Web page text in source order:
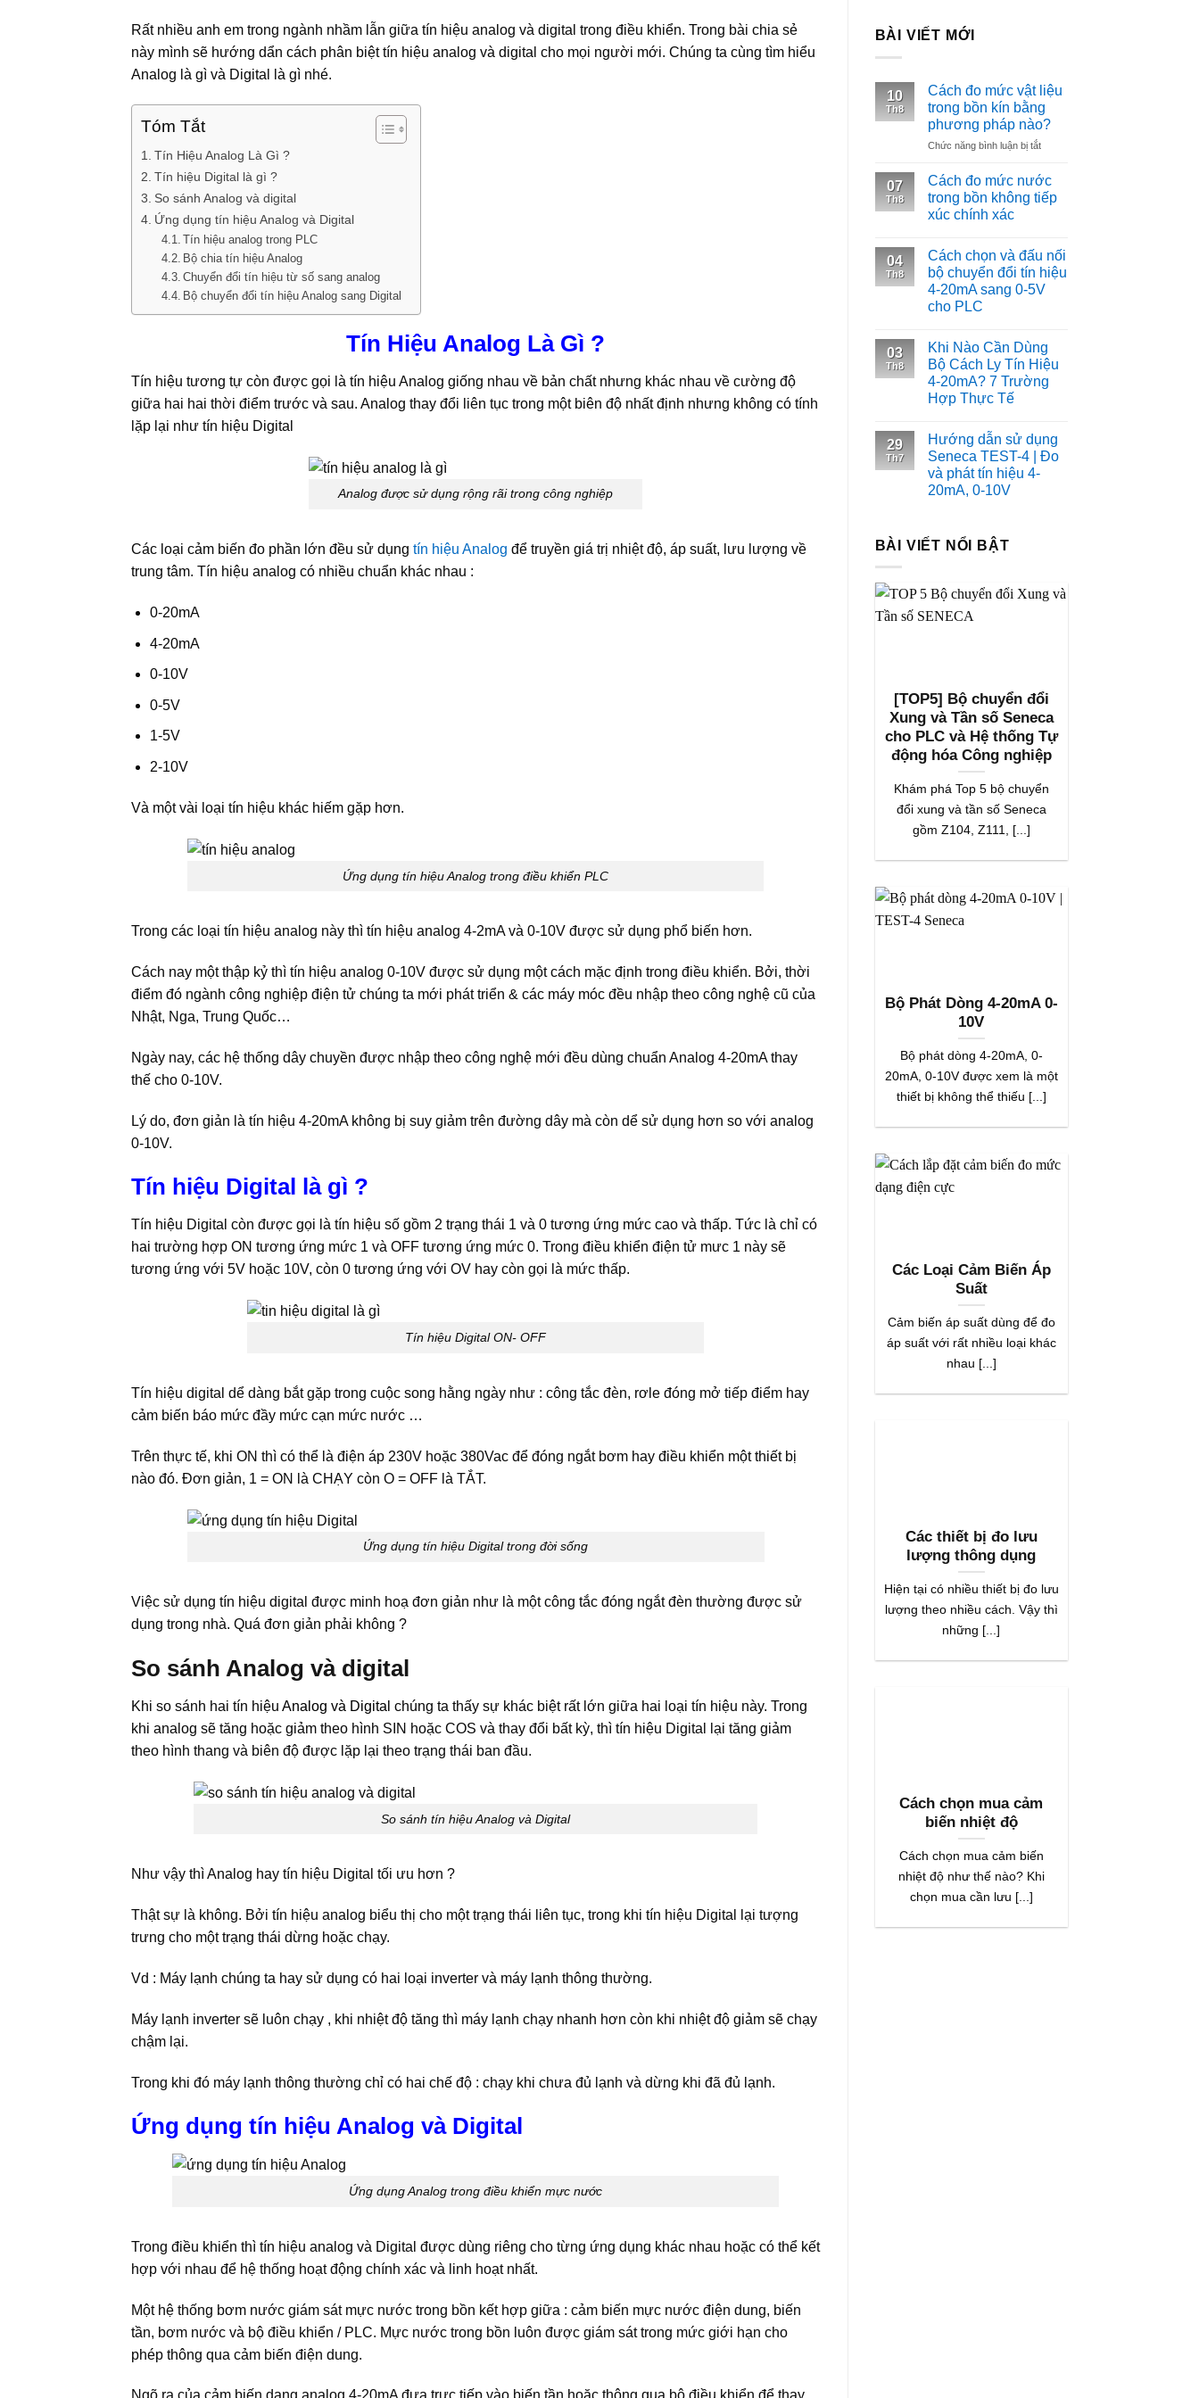
Rất nhiều anh em trong ngành nhầm lẫn giữa tín hiệu analog và digital trong điều khiển. Trong bài chia sẻ
này mình sẽ hướng dẩn cách phân biệt tín hiệu analog và digital cho mọi người mới. Chúng ta cùng tìm hiểu
Analog là gì và Digital là gì nhé.
Tóm Tắt
Tín Hiệu Analog Là Gì ?
Tín hiệu Digital là gì ?
So sánh Analog và digital
Ứng dụng tín hiệu Analog và Digital
Tín hiệu analog trong PLC
Bộ chia tín hiệu Analog
Chuyển đổi tín hiệu từ số sang analog
Bộ chuyển đổi tín hiệu Analog sang Digital
Tín Hiệu Analog Là Gì ?
Tín hiệu tương tự còn được gọi là tín hiệu Analog giống nhau về bản chất nhưng khác nhau về cường độ
giữa hai hai thời điểm trước và sau. Analog thay đổi liên tục trong một biên độ nhất định nhưng không có tính
lặp lại như tín hiệu Digital
Analog được sử dụng rộng rãi trong công nghiệp
Các loại cảm biến đo phần lớn đều sử dụng tín hiệu Analog để truyền giá trị nhiệt độ, áp suất, lưu lượng về
trung tâm. Tín hiệu analog có nhiều chuẩn khác nhau :
0-20mA
4-20mA
0-10V
0-5V
1-5V
2-10V
Và một vài loại tín hiệu khác hiếm gặp hơn.
Ứng dụng tín hiệu Analog trong điều khiển PLC
Trong các loại tín hiệu analog này thì tín hiệu analog 4-2mA và 0-10V được sử dụng phổ biến hơn.
Cách nay một thập kỷ thì tín hiệu analog 0-10V được sử dụng một cách mặc định trong điều khiển. Bởi, thời
điểm đó ngành công nghiệp điện tử chúng ta mới phát triển & các máy móc đều nhập theo công nghệ cũ của
Nhật, Nga, Trung Quốc…
Ngày nay, các hệ thống dây chuyền được nhập theo công nghệ mới đều dùng chuẩn Analog 4-20mA thay
thế cho 0-10V.
Lý do, đơn giản là tín hiệu 4-20mA không bị suy giảm trên đường dây mà còn dể sử dụng hơn so với analog
0-10V.
Tín hiệu Digital là gì ?
Tín hiệu Digital còn được gọi là tín hiệu số gồm 2 trạng thái 1 và 0 tương ứng mức cao và thấp. Tức là chỉ có
hai trường hợp ON tương ứng mức 1 và OFF tương ứng mức 0. Trong điều khiển điện tử mưc 1 này sẽ
tương ứng với 5V hoặc 10V, còn 0 tương ứng với OV hay còn gọi là mức thấp.
Tín hiệu Digital ON- OFF
Tín hiệu digital dể dàng bắt gặp trong cuộc song hằng ngày như : công tắc đèn, rơle đóng mở tiếp điểm hay
cảm biến báo mức đầy mức cạn mức nước …
Trên thực tế, khi ON thì có thể là điện áp 230V hoặc 380Vac để đóng ngắt bơm hay điều khiển một thiết bị
nào đó. Đơn giản, 1 = ON là CHẠY còn O = OFF là TẮT.
Ứng dụng tín hiệu Digital trong đời sống
Việc sử dụng tín hiệu digital được minh hoạ đơn giản như là một công tắc đóng ngắt đèn thường được sử
dụng trong nhà. Quá đơn giản phải không ?
So sánh Analog và digital
Khi so sánh hai tín hiệu Analog và Digital chúng ta thấy sự khác biệt rất lớn giữa hai loại tín hiệu này. Trong
khi analog sẽ tăng hoặc giảm theo hình SIN hoặc COS và thay đổi bất kỳ, thì tín hiệu Digital lại tăng giảm
theo hình thang và biên độ được lặp lại theo trạng thái ban đầu.
So sánh tín hiệu Analog và Digital
Như vậy thì Analog hay tín hiệu Digital tối ưu hơn ?
Thật sự là không. Bởi tín hiệu analog biểu thị cho một trạng thái liên tục, trong khi tín hiệu Digital lại tượng
trưng cho một trạng thái dừng hoặc chạy.
Vd : Máy lạnh chúng ta hay sử dụng có hai loại inverter và máy lạnh thông thường.
Máy lạnh inverter sẽ luôn chạy , khi nhiệt độ tăng thì máy lạnh chạy nhanh hơn còn khi nhiệt độ giảm sẽ chạy
chậm lại.
Trong khi đó máy lạnh thông thường chỉ có hai chế độ : chạy khi chưa đủ lạnh và dừng khi đã đủ lạnh.
Ứng dụng tín hiệu Analog và Digital
Ứng dụng Analog trong điều khiển mực nước
Trong điều khiển thì tín hiệu analog và Digital được dùng riêng cho từng ứng dụng khác nhau hoặc có thể kết
hợp với nhau để hệ thống hoạt động chính xác và linh hoạt nhất.
Một hệ thống bơm nước giám sát mực nước trong bồn kết hợp giữa : cảm biến mực nước điện dung, biến
tần, bơm nước và bộ điều khiển / PLC. Mực nước trong bồn luôn được giám sát trong mức giới hạn cho
phép thông qua cảm biến điện dung.
BÀI VIẾT MỚI
10
Th8
Cách đo mức vật liệu
trong bồn kín bằng
phương pháp nào?
Chức năng bình luận bị tắtở
đo
mức
vật
bồn
kín
bằng
phương
07
Th8
Cách đo mức nước
trong bồn không tiếp
xúc chính xác
04
Th8
Cách chọn và đấu nối
bộ chuyển đổi tín hiệu
4-20mA sang 0-5V
cho PLC
03
Th8
Khi Nào Cần Dùng
Bộ Cách Ly Tín Hiệu
4-20mA? 7 Trường
Hợp Thực Tế
29
Th7
Hướng dẫn sử dụng
Seneca TEST-4 | Đo
và phát tín hiệu 4-
20mA, 0-10V
BÀI VIẾT NỔI BẬT
[TOP5] Bộ chuyển đổi
Xung và Tần số Seneca
cho PLC và Hệ thống Tự
động hóa Công nghiệp
Khám phá Top 5 bộ chuyển
đổi xung và tần số Seneca
gồm Z104, Z111, [...]
Bộ Phát Dòng 4-20mA 0-
10V
Bộ phát dòng 4-20mA, 0-
20mA, 0-10V được xem là một
thiết bị không thể thiếu [...]
Các Loại Cảm Biến Áp
Suất
Cảm biến áp suất dùng để đo
áp suất với rất nhiều loại khác
nhau [...]
Các thiết bị đo lưu
lượng thông dụng
Hiện tại có nhiều thiết bị đo lưu
lượng theo nhiều cách. Vậy thì
những [...]
Cách chọn mua cảm
biến nhiệt độ
Cách chọn mua cảm biến
nhiệt độ như thế nào? Khi
chọn mua cần lưu [...]